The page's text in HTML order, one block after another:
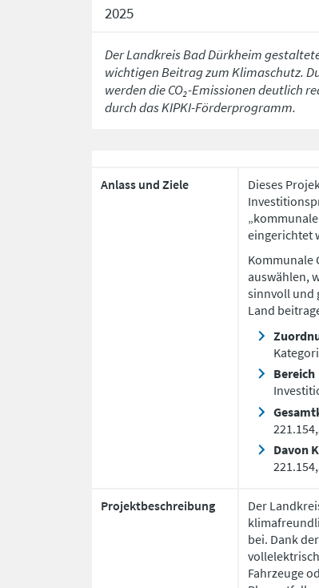
2025
Der Landkreis Bad Dürkheim
wichtigen Beitrag zum Klimaschutz.
werden die CO₂-Emissionen deutlich
durch das KIPKI-Förderprogramm.
Anlass und Ziele
Dieses
eingerichtet
Kommunale
auswählen,
sinnvoll und
Land
Bereich
Davon
Projektbeschreibung
Der
bei. Dank
Fahrzeuge